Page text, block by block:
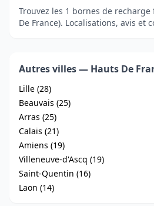
Trouvez les 1 bornes de recharge
De France). Localisations, avis et
Autres villes — Hauts De
Lille (28)
Beauvais (25)
Arras (25)
Calais (21)
Amiens (19)
Villeneuve-d'Ascq (19)
Saint-Quentin (16)
Laon (14)